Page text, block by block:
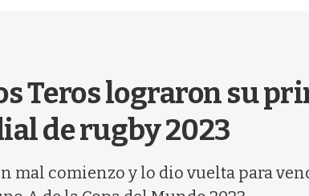
Teros lograron su
de rugby 2023
mal comienzo y lo dio vuelta para